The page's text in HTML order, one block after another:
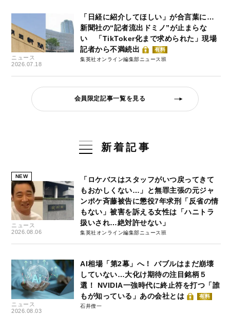
ニュース
2026.07.18
「日経に紹介してほしい」が合言葉に…
新聞社の“記者流出ドミノ”が止まらな
い 「TikToker化まで求められた」現場
記者から不満続出
有料
集英社オンライン編集部ニュース班
会員限定記事一覧を見る
新着記事
NEW
ニュース
2026.08.06
「ロケバスはスタッフがいつ戻ってきて
もおかしくない…」と無罪主張の元ジャ
ンポケ斉藤被告に懲役7年求刑「反省の情
もない」被害を訴える女性は「ハニトラ
扱いされ…絶対許せない」
集英社オンライン編集部ニュース班
ニュース
2026.08.03
AI相場「第2幕」へ！ バブルはまだ崩壊
していない…大化け期待の注目銘柄５
選！ NVIDIA一強時代に終止符を打つ「誰
もが知っている」あの会社とは
有料
石井僚一